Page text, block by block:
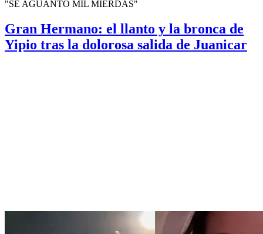
"SE AGUANTÓ MIL MIERDAS"
Gran Hermano: el llanto y la bronca de
Yipio tras la dolorosa salida de Juanicar